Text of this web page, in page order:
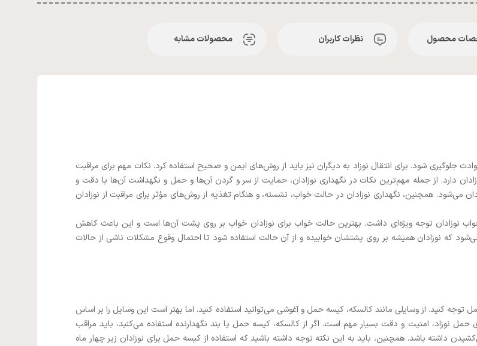
محصول نظرات کاربران محصولات مشابه
جلوگیری شود. برای انتقال نوزاد به دیگران نیز باید از روش‌های ایمن و صحیح استفاده کرد. نکات مهم برای مراقبت
دارد. از جمله مهم‌ترین نکات در نگهداری نوزادان، حمایت از سر و گردن آن‌ها و حمل و نگهداشت آن‌ها با دقت و
می‌شود. همچنین، نگهداری نوزادان در حالت خواب، نشسته، و هنگام تغذیه از روش‌های مؤثر برای مراقبت از نوزادان
نوزادان توجه ویژه‌ای داشت. بهترین حالت خواب برای نوزادان خواب بر روی پشت آن‌ها است و این باعث کاهش
که نوزادان همیشه بر روی پشتشان خوابیده و از آن حالت استفاده شود تا احتمال وقوع مشکلات ناشی از حالات
توجه کنید. از وسایلی مانند کالسکه، کیسه حمل و آغوشی می‌توانید استفاده کنید. اما بهتر است این وسایل را بر اساس
حمل نوزاد، امنیت و دقت بسیار مهم است. اگر از کالسکه، کیسه حمل یا بند نگهدارنده استفاده می‌کنید، باید مراقب
داشته باشد. همچنین، باید به این نکته توجه داشته باشید که استفاده از کیسه حمل برای نوزادان زیر چهار ماه